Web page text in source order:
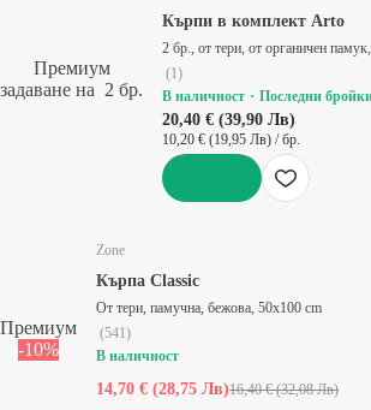
Премиум
задаване на 2 бр.
Кърпи в комплект Arto
2 бр., от тери, от органичен
(1)
В наличност
Последни
20,40 € (39,90 Лв)
10,20 € (19,95 Лв) / бр.
Премиум
-10%
Zone
Кърпа Classic
От тери, памучна, бежова, 50x100 cm
(541)
В наличност
14,70 € (28,75 Лв)16,40 € (32,08 Лв)